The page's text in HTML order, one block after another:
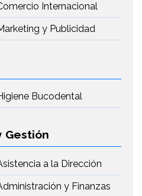
Internacional
y Publicidad
Bucodental
Gestión
a la Dirección
y Finanzas